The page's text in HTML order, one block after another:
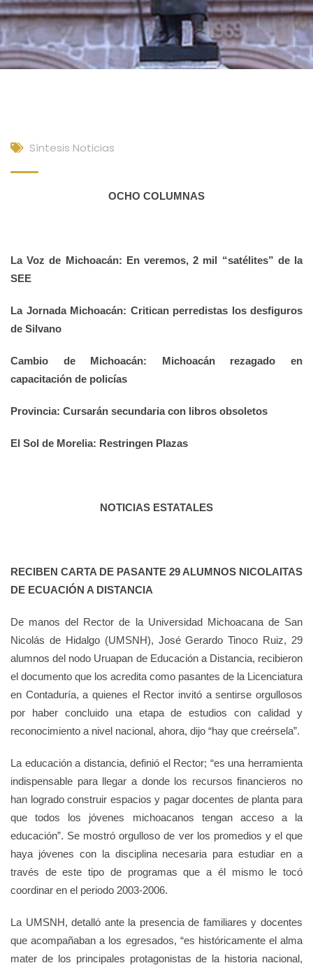
Síntesis Noticias
OCHO COLUMNAS
La Voz de Michoacán: En veremos, 2 mil “satélites” de la
SEE
La Jornada Michoacán: Critican perredistas los desfiguros
de Silvano
Cambio de Michoacán: Michoacán rezagado en
capacitación de policías
Provincia: Cursarán secundaria con libros obsoletos
El Sol de Morelia: Restringen Plazas
NOTICIAS ESTATALES
RECIBEN CARTA DE PASANTE 29 ALUMNOS NICOLAITAS
DE ECUACIÓN A DISTANCIA
De manos del Rector de la Universidad Michoacana de San
Nicolás de Hidalgo (UMSNH), José Gerardo Tinoco Ruiz, 29
alumnos del nodo Uruapan de Educación a Distancia, recibieron
el documento que los acredita como pasantes de la Licenciatura
en Contaduría, a quienes el Rector invitó a sentirse orgullosos
por haber concluido una etapa de estudios con calidad y
reconocimiento a nivel nacional, ahora, dijo “hay que creérsela”.
La educación a distancia, definió el Rector; “es una herramienta
indispensable para llegar a donde los recursos financieros no
han logrado construir espacios y pagar docentes de planta para
que todos los jóvenes michoacanos tengan acceso a la
educación”. Se mostró orgulloso de ver los promedios y el que
haya jóvenes con la disciplina necesaria para estudiar en a
través de este tipo de programas que a él mismo le tocó
coordinar en el periodo 2003-2006.
La UMSNH, detalló ante la presencia de familiares y docentes
que acompañaban a los egresados, “es históricamente el alma
mater de los principales protagonistas de la historia nacional,